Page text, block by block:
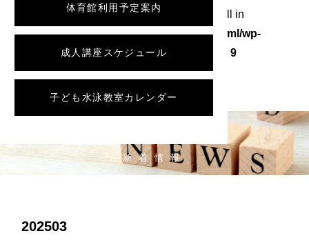
体育館利用予定案内
成人講座スケジュール
子ども水泳教室カレンダー
: Attempt to read property "slug" on null in
/home/wordstock/numasupo.com/public_html/wp-
content/themes/numaspo/single.php
9
新着情報
202503